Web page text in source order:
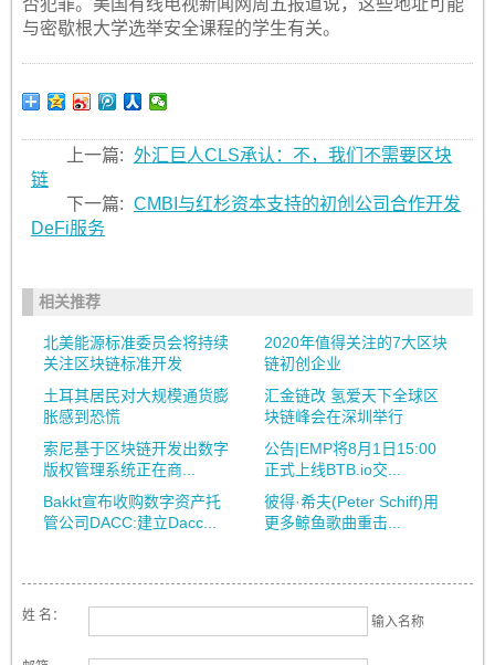
否犯罪。美国有线电视新闻网周五报道说，这些地址可能
与密歇根大学选举安全课程的学生有关。
上一篇: 外汇巨人CLS承认：不，我们不需要区块
链
下一篇: CMBI与红杉资本支持的初创公司合作开发
DeFi服务
相关推荐
北美能源标准委员会将持续
关注区块链标准开发
2020年值得关注的7大区块
链初创企业
土耳其居民对大规模通货膨
胀感到恐慌
汇金链改 氢爱天下全球区
块链峰会在深圳举行
索尼基于区块链开发出数字
版权管理系统正在商...
公告|EMP将8月1日15:00
正式上线BTB.io交...
Bakkt宣布收购数字资产托
管公司DACC:建立Dacc...
彼得·希夫(Peter Schiff)用
更多鲸鱼歌曲重击...
姓 名： 输入名称